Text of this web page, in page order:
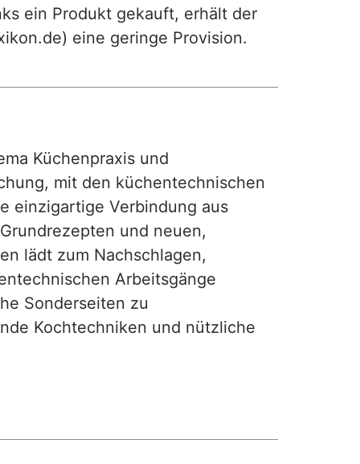
ein Produkt gekauft, erhält der
eine geringe Provision.
Küchenpraxis und
mit den küchentechnischen
einzigartige Verbindung aus
und neuen,
lädt zum Nachschlagen,
Arbeitsgänge
Sonderseiten zu
Kochtechniken und nützliche